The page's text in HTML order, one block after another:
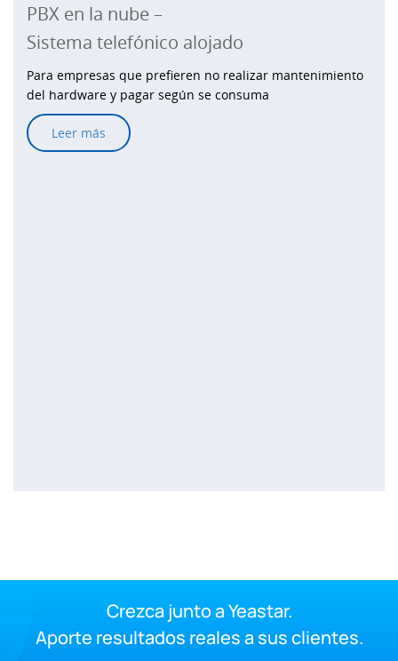
PBX en la nube –
Sistema telefónico alojado
Para empresas que prefieren no realizar mantenimiento
del hardware y pagar según se consuma
Leer más
Crezca junto a Yeastar.
Aporte resultados reales a sus clientes.